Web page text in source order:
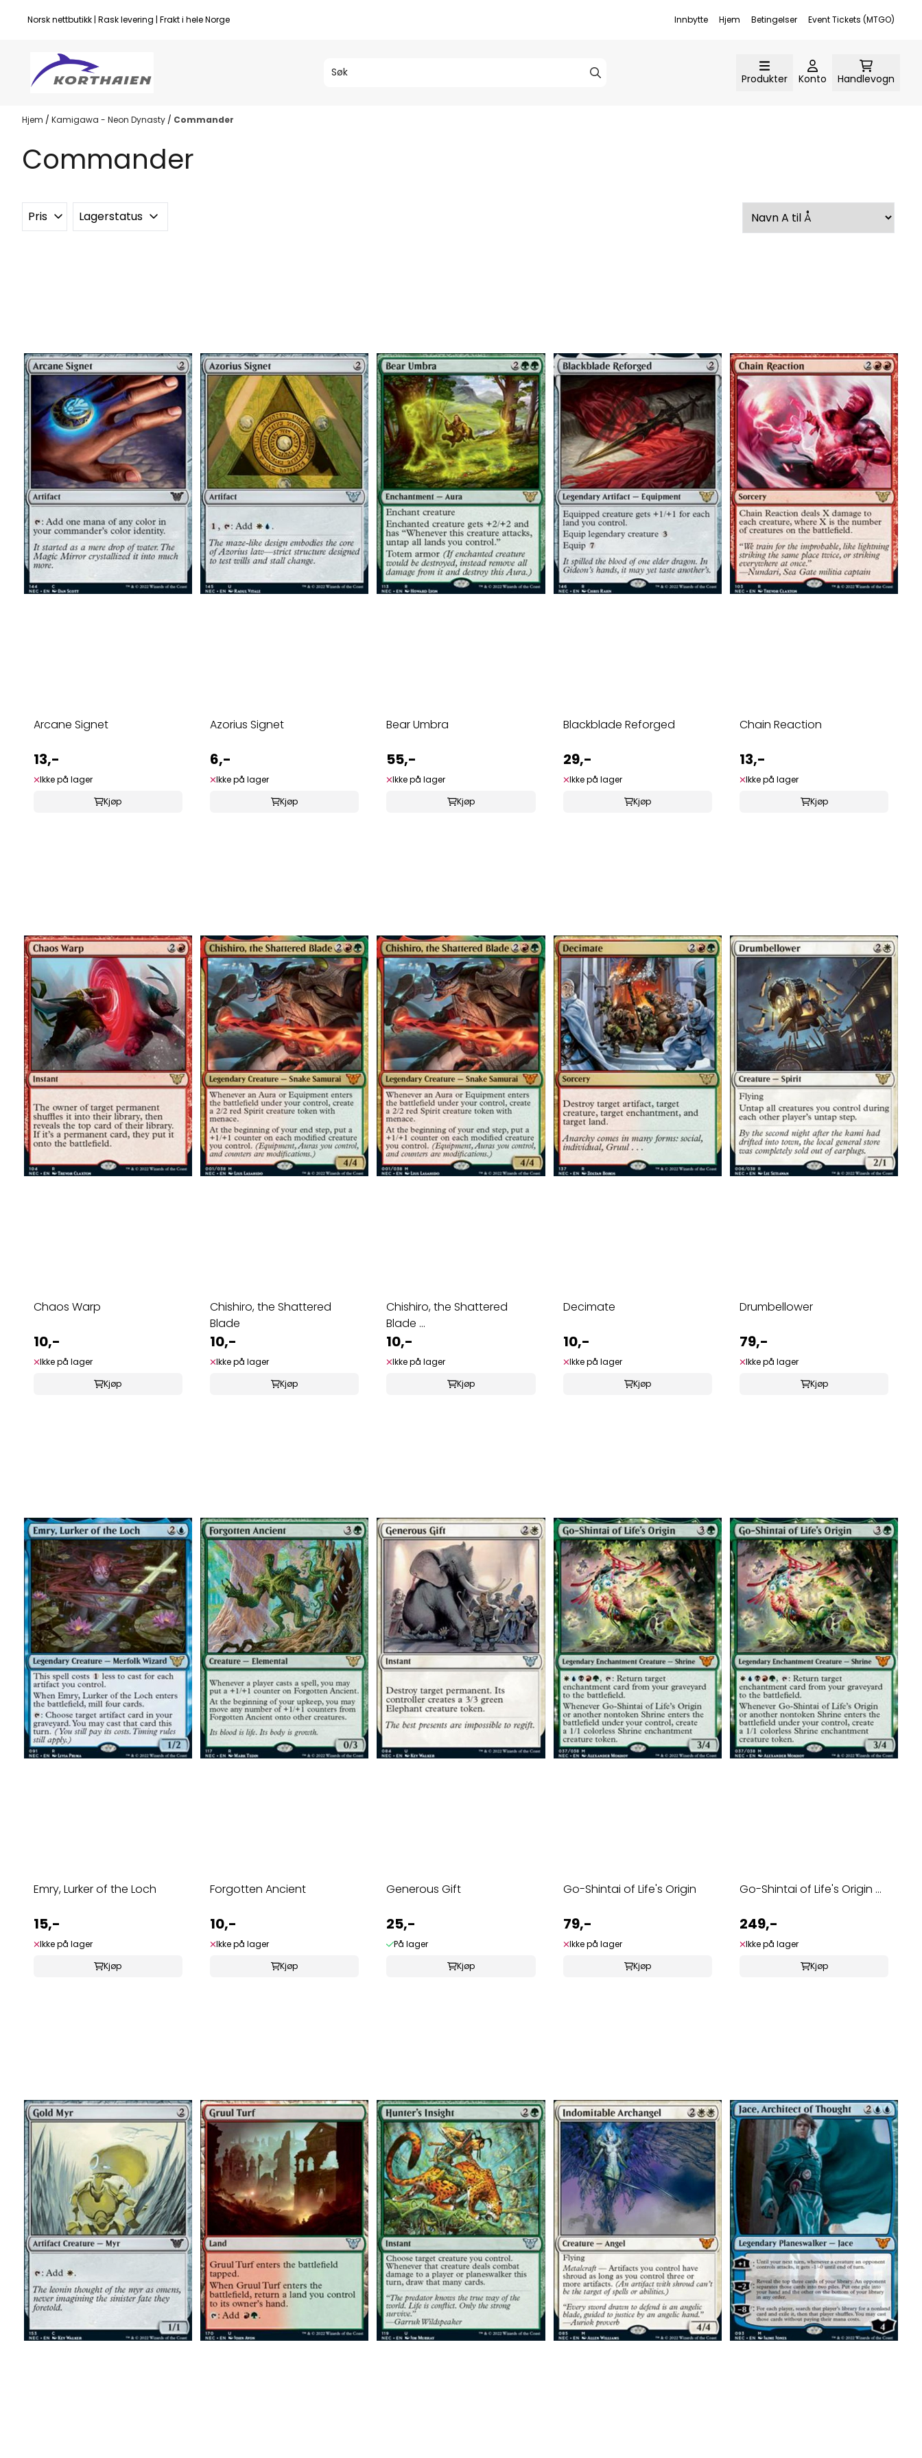
Hopp til innhold
Norsk nettbutikk | Rask levering | Frakt i hele Norge Innbytte Hjem Betingelser Event Tickets (MTGO)
Produkter Konto Handlevogn
Hjem / Kamigawa - Neon Dynasty / Commander
Commander
Pris Lagerstatus
Arcane Signet
13,-
Ikke på lager
Kjøp
Azorius Signet
6,-
Ikke på lager
Kjøp
Bear Umbra
55,-
Ikke på lager
Kjøp
Blackblade Reforged
29,-
Ikke på lager
Kjøp
Chain Reaction
13,-
Ikke på lager
Kjøp
Chaos Warp
10,-
Ikke på lager
Kjøp
Chishiro, the Shattered
Blade
10,-
Ikke på lager
Kjøp
Chishiro, the Shattered
Blade ...
10,-
Ikke på lager
Kjøp
Decimate
10,-
Ikke på lager
Kjøp
Drumbellower
79,-
Ikke på lager
Kjøp
Emry, Lurker of the Loch
15,-
Ikke på lager
Kjøp
Forgotten Ancient
10,-
Ikke på lager
Kjøp
Generous Gift
25,-
På lager
Kjøp
Go-Shintai of Life's Origin
79,-
Ikke på lager
Kjøp
Go-Shintai of Life's Origin ...
249,-
Ikke på lager
Kjøp